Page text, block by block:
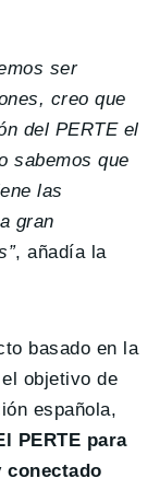
ser
creo que
del PERTE el
sabemos que
las
gran
, añadía la
basado en la
objetivo de
española,
PERTE para